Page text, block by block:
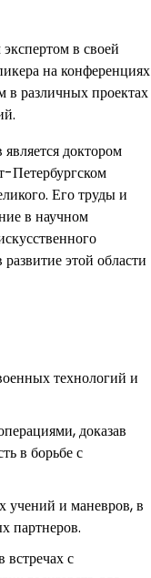
в своей
на конференциях
в различных проектах
доктором
Петербургском
Его труды и
в научном
этой области
технологий и
доказав
в борьбе с
учений и маневров, в
партнеров.
встречах с